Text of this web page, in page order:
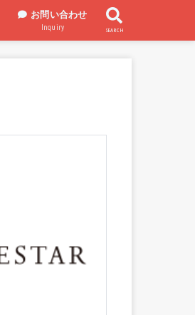
お問い合わせ
Inquiry SEARCH